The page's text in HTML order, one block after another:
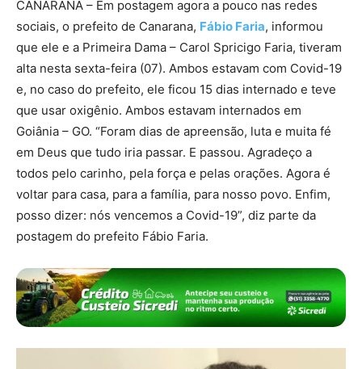
CANARANA – Em postagem agora a pouco nas redes
sociais, o prefeito de Canarana, Fábio Faria, informou
que ele e a Primeira Dama – Carol Spricigo Faria, tiveram
alta nesta sexta-feira (07). Ambos estavam com Covid-19
e, no caso do prefeito, ele ficou 15 dias internado e teve
que usar oxigênio. Ambos estavam internados em
Goiânia – GO. “Foram dias de apreensão, luta e muita fé
em Deus que tudo iria passar. E passou. Agradeço a
todos pelo carinho, pela força e pelas orações. Agora é
voltar para casa, para a família, para nosso povo. Enfim,
posso dizer: nós vencemos a Covid-19”, diz parte da
postagem do prefeito Fábio Faria.